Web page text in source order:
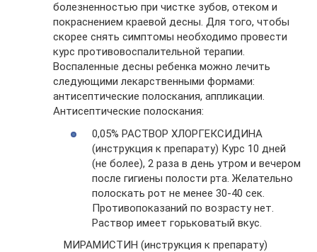
болезненностью при чистке зубов, отеком и
покраснением краевой десны. Для того, чтобы
скорее снять симптомы необходимо провести
курс противовоспалительной терапии.
Воспаленные десны ребенка можно лечить
следующими лекарственными формами:
антисептические полоскания, аппликации.
Антисептические полоскания:
0,05% РАСТВОР ХЛОРГЕКСИДИНА
(инструкция к препарату) Курс 10 дней
(не более), 2 раза в день утром и вечером
после гигиены полости рта. Желательно
полоскать рот не менее 30-40 сек.
Противопоказаний по возрасту нет.
Раствор имеет горьковатый вкус.
МИРАМИСТИН (инструкция к препарату)